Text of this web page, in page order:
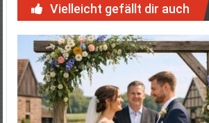
Vielleicht gefällt dir auch